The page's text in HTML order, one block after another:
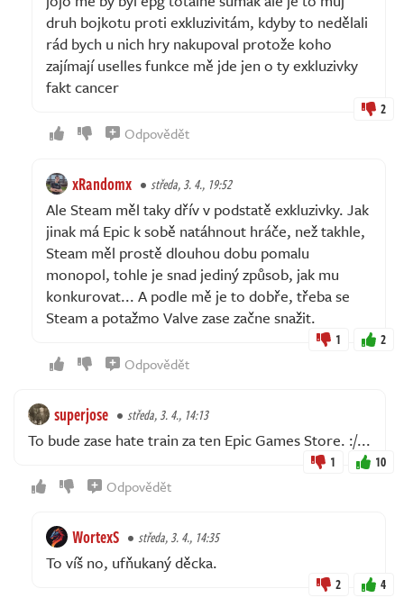
druh bojkotu proti exkluzivitám, kdyby to nedělali
rád bych u nich hry nakupoval protože koho
zajímají uselles funkce mě jde jen o ty exkluzivky
fakt cancer
2
Odpovědět
xRandomx středa, 3. 4., 19:52
Ale Steam měl taky dřív v podstatě exkluzivky. Jak
jinak má Epic k sobě natáhnout hráče, než takhle,
Steam měl prostě dlouhou dobu pomalu
monopol, tohle je snad jediný způsob, jak mu
konkurovat... A podle mě je to dobře, třeba se
Steam a potažmo Valve zase začne snažit.
1 2
Odpovědět
superjose středa, 3. 4., 14:13
To bude zase hate train za ten Epic Games Store. :/...
1 10
Odpovědět
WortexS středa, 3. 4., 14:35
To víš no, ufňukaný děcka.
2 4